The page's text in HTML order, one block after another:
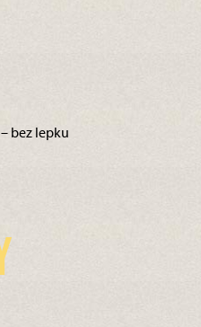
bez lepku